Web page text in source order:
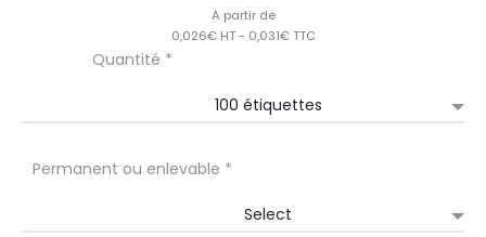
A partir de
0,026€ HT - 0,031€ TTC
Quantité *
Permanent ou enlevable *